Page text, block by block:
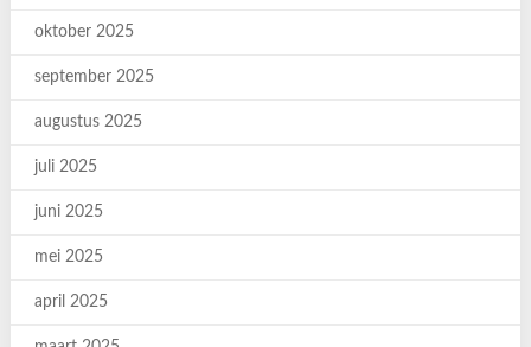
oktober 2025
september 2025
augustus 2025
juli 2025
juni 2025
mei 2025
april 2025